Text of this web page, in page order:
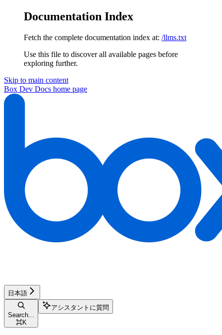
Documentation Index
Fetch the complete documentation index at: /llms.txt
Use this file to discover all available pages before
exploring further.
Skip to main content
Box Dev Docs home page
日本語
Search...
⌘K
アシスタントに質問